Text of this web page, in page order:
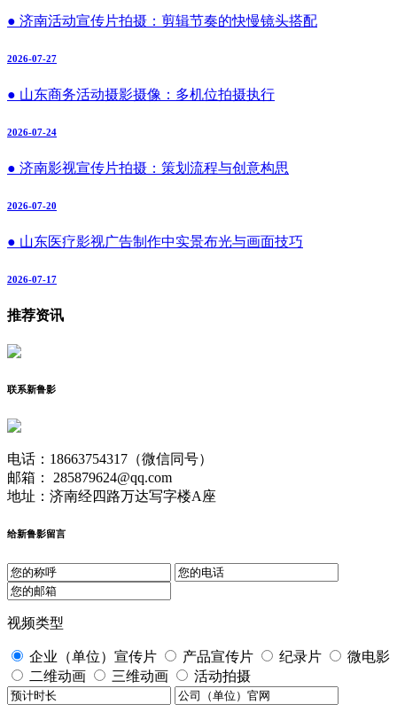
● 济南活动宣传片拍摄：剪辑节奏的快慢镜头搭配
2026-07-27
● 山东商务活动摄影摄像：多机位拍摄执行
2026-07-24
● 济南影视宣传片拍摄：策划流程与创意构思
2026-07-20
● 山东医疗影视广告制作中实景布光与画面技巧
2026-07-17
推荐资讯
联系新鲁影
电话：18663754317（微信同号）
邮箱： 285879624@qq.com
地址：济南经四路万达写字楼A座
给新鲁影留言
视频类型
企业（单位）宣传片 产品宣传片 纪录片
微电影
二维动画
三维动画 活动拍摄